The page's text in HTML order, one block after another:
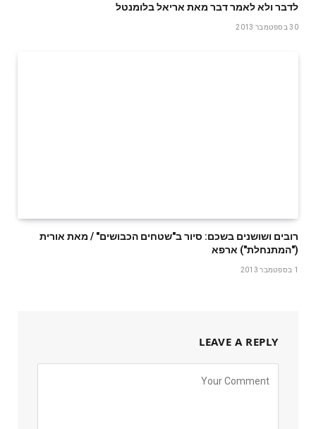
לדבר ולא לאמר דבר מאת אריאל בלומנטל
30 בספטמבר 2013
רובים ושושנים בשכם: סיור ב"שטחים הכבושים" / מאת אורית
("המתנחלת") ארפא
1 בספטמבר 2013
LEAVE A REPLY